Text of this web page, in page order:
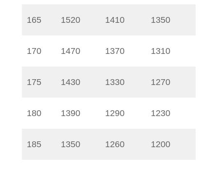
165 1520 1410 1350
170 1470 1370 1310
175 1430 1330 1270
180 1390 1290 1230
185 1350 1260 1200